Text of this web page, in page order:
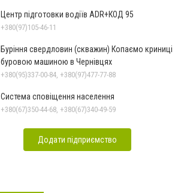
Центр підготовки водіїв ADR+КОД 95
+380(97)105-46-11
Буріння свердловин (скважин) Копаємо криниці
буровою машиною в Чернівцях
+380(95)337-00-84, +380(97)477-77-88
Система сповіщення населення
+380(67)350-44-68, +380(67)340-49-59
Додати підприємство